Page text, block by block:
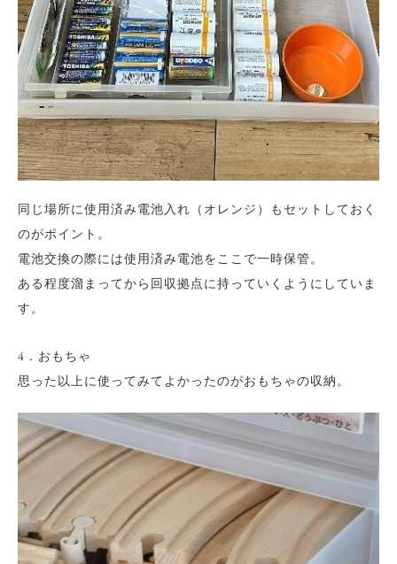
同じ場所に使用済み電池入れ（オレンジ）もセットしておく
のがポイント。
電池交換の際には使用済み電池をここで一時保管。
ある程度溜まってから回収拠点に持っていくようにしていま
す。
4．おもちゃ
思った以上に使ってみてよかったのがおもちゃの収納。